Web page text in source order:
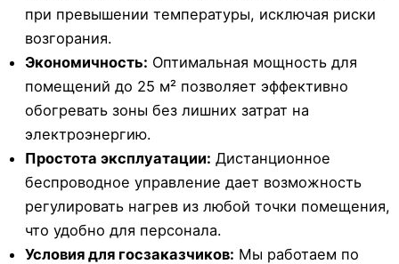
при превышении температуры, исключая риски
возгорания.
Экономичность: Оптимальная мощность для
помещений до 25 м² позволяет эффективно
обогревать зоны без лишних затрат на
электроэнергию.
Простота эксплуатации: Дистанционное
беспроводное управление дает возможность
регулировать нагрев из любой точки помещения,
что удобно для персонала.
Условия для госзаказчиков: Мы работаем по